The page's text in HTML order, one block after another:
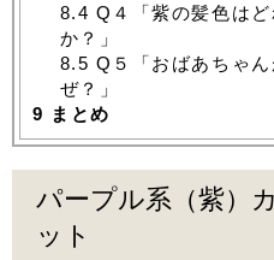
8.4 Q４「紫の髪色は
か？」
8.5 Q５「おばあちゃ
ぜ？」
9 まとめ
パープル系（紫）
ット